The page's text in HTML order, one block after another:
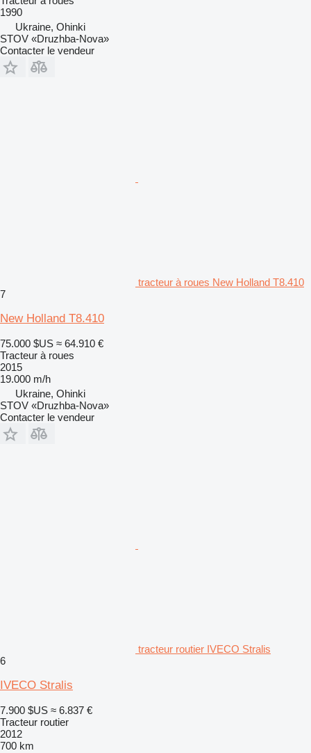
1990
Ukraine, Ohinki
STOV «Druzhba-Nova»
Contacter le vendeur
tracteur à roues New Holland T8.410
7
New Holland T8.410
75.000 $US ≈ 64.910 €
Tracteur à roues
2015
19.000 m/h
Ukraine, Ohinki
STOV «Druzhba-Nova»
Contacter le vendeur
tracteur routier IVECO Stralis
6
IVECO Stralis
7.900 $US ≈ 6.837 €
Tracteur routier
2012
700 km